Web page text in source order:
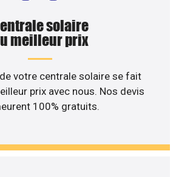
solaire
meilleur prix
votre centrale solaire se fait
prix avec nous. Nos devis
100% gratuits.